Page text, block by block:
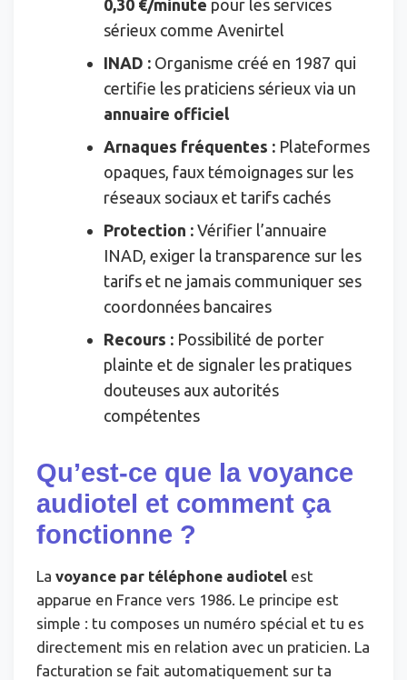
0,30 €/minute pour les services
sérieux comme Avenirtel
INAD : Organisme créé en 1987 qui
certifie les praticiens sérieux via un
annuaire officiel
Arnaques fréquentes : Plateformes
opaques, faux témoignages sur les
réseaux sociaux et tarifs cachés
Protection : Vérifier l’annuaire
INAD, exiger la transparence sur les
tarifs et ne jamais communiquer ses
coordonnées bancaires
Recours : Possibilité de porter
plainte et de signaler les pratiques
douteuses aux autorités
compétentes
Qu’est-ce que la voyance
audiotel et comment ça
fonctionne ?
La voyance par téléphone audiotel est
apparue en France vers 1986. Le principe est
simple : tu composes un numéro spécial et tu es
directement mis en relation avec un praticien. La
facturation se fait automatiquement sur ta